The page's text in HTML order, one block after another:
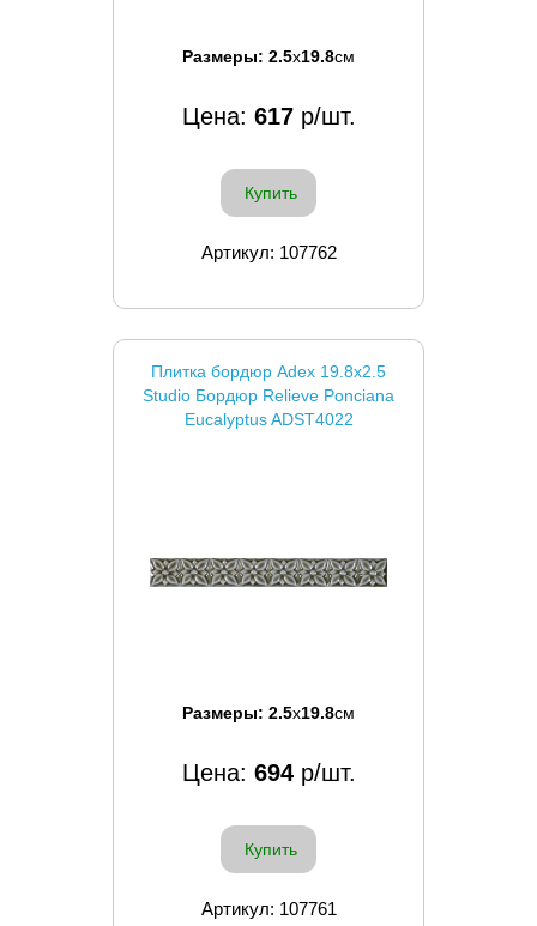
Размеры: 2.5x19.8см
Цена: 617р/шт.
Купить
Артикул: 107762
Плитка бордюр Adex 19.8x2.5
Studio Бордюр Relieve Ponciana
Eucalyptus ADST4022
Размеры: 2.5x19.8см
Цена: 694р/шт.
Купить
Артикул: 107761